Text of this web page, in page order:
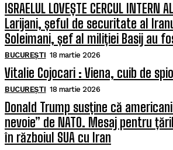
ISRAELUL LOVEȘTE CERCUL INTERN
Larijani, șeful de securitate al
Soleimani, șef al miliției Basij au
BUCUREȘTI 18 martie 2026
Vitalie Cojocari : Viena, cuib de
BUCUREȘTI 18 martie 2026
Donald Trump susține că
nevoie” de NATO. Mesaj pentru
în războiul SUA cu Iran